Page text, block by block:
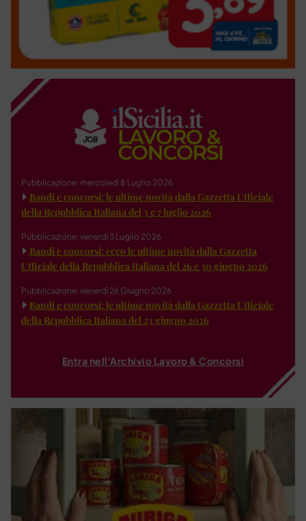
Pubblicazione: mercoledì 8 Luglio 2026
Bandi e concorsi: le ultime novità dalla Gazzetta Ufficiale
della Repubblica Italiana del 3 e 7 luglio 2026
Pubblicazione: venerdì 3 Luglio 2026
Bandi e concorsi: ecco le ultime novità dalla Gazzetta
Ufficiale della Repubblica Italiana del 26 e 30 giugno 2026
Pubblicazione: venerdì 26 Giugno 2026
Bandi e concorsi: le ultime novità dalla Gazzetta Ufficiale
della Repubblica Italiana del 23 giugno 2026
Entra nell'Archivio Lavoro & Concorsi